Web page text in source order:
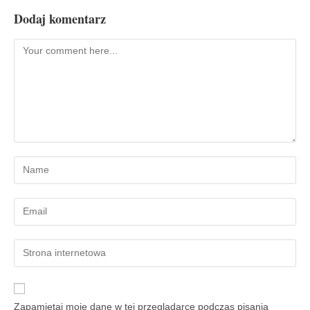
Dodaj komentarz
Zapamiętaj moje dane w tej przeglądarce podczas pisania